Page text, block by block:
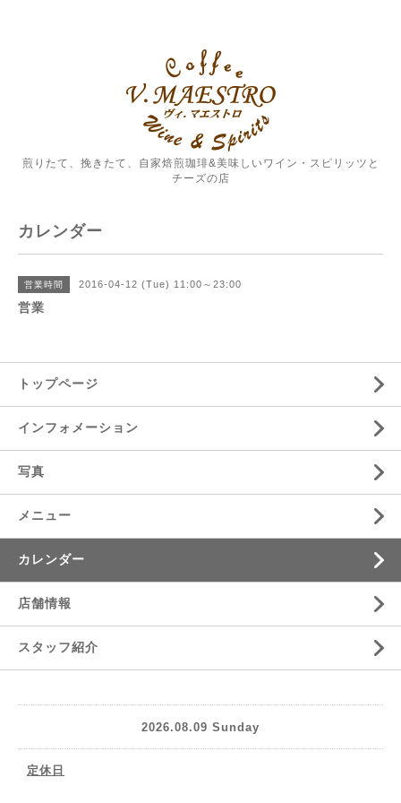
煎りたて、挽きたて、自家焙煎珈琲&美味しいワイン・スピリッツと
チーズの店
カレンダー
営業時間 2016-04-12 (Tue) 11:00～23:00
営業
トップページ
インフォメーション
写真
メニュー
カレンダー
店舗情報
スタッフ紹介
2026.08.09 Sunday
定休日